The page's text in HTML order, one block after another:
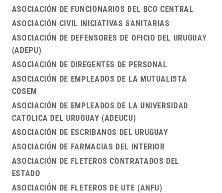
ASOCIACIÓN DE FUNCIONARIOS DEL BCO CENTRAL
ASOCIACIÓN CIVIL INICIATIVAS SANITARIAS
ASOCIACIÓN DE DEFENSORES DE OFICIO DEL URUGUAY
(ADEPU)
ASOCIACIÓN DE DIREGENTES DE PERSONAL
ASOCIACIÓN DE EMPLEADOS DE LA MUTUALISTA
COSEM
ASOCIACIÓN DE EMPLEADOS DE LA UNIVERSIDAD
CATOLICA DEL URUGUAY (ADEUCU)
ASOCIACIÓN DE ESCRIBANOS DEL URUGUAY
ASOCIACIÓN DE FARMACIAS DEL INTERIOR
ASOCIACIÓN DE FLETEROS CONTRATADOS DEL
ESTADO
ASOCIACIÓN DE FLETEROS DE UTE (ANFU)